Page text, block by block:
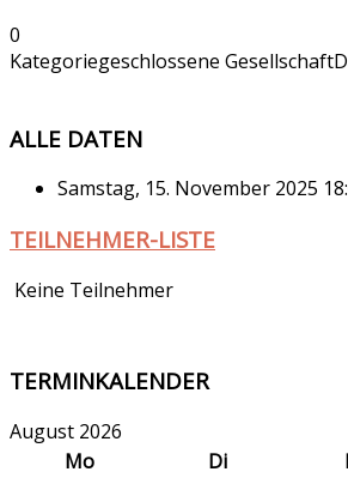
0
Kategoriegeschlossene Gesellschaft
ALLE DATEN
Samstag, 15. November 2025
TEILNEHMER-LISTE
Keine Teilnehmer
TERMINKALENDER
August 2026
Mo
Di